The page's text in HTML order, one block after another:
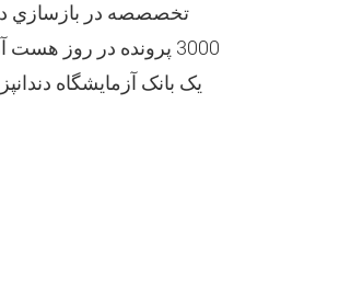
3000 پرونده در روز